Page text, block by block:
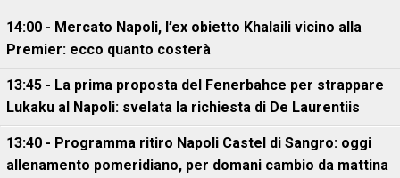
14:00 - Mercato Napoli, l’ex obietto Khalaili vicino alla
Premier: ecco quanto costerà
13:45 - La prima proposta del Fenerbahce per strappare
Lukaku al Napoli: svelata la richiesta di De Laurentiis
13:40 - Programma ritiro Napoli Castel di Sangro: oggi
allenamento pomeridiano, per domani cambio da mattina